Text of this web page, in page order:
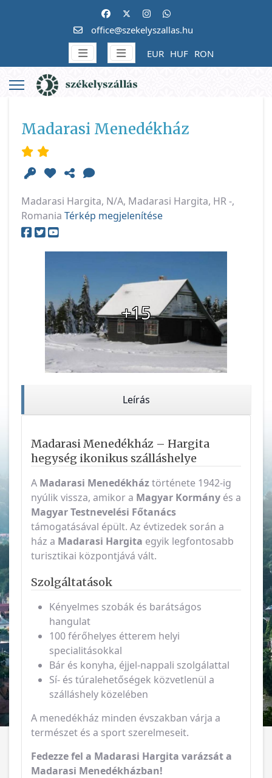
office@szekelyszallas.hu
EUR HUF RON
Madarasi Menedékház
Madarasi Hargita, N/A, Madarasi Hargita, HR -,
Romania Térkép megjelenítése
+15
Leírás
Madarasi Menedékház – Hargita
hegység ikonikus szálláshelye
A Madarasi Menedékháztörténete 1942-ig
nyúlik vissza, amikor a Magyar Kormány és a
Magyar Testnevelési Főtanács
támogatásával épült. Az évtizedek során a
ház a Madarasi Hargita egyik legfontosabb
turisztikai központjává vált.
Szolgáltatások
Kényelmes szobák és barátságos
hangulat
100 férőhelyes étterem helyi
specialitásokkal
Bár és konyha, éjjel-nappali szolgálattal
Sí- és túralehetőségek közvetlenül a
szálláshely közelében
A menedékház minden évszakban várja a
természet és a sport szerelmeseit.
Fedezze fel a Madarasi Hargita varázsát a
Madarasi Menedékházban!